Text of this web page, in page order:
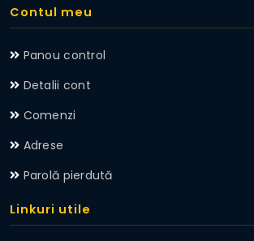
Contul meu
Panou control
Detalii cont
Comenzi
Adrese
Parolă pierdută
Linkuri utile